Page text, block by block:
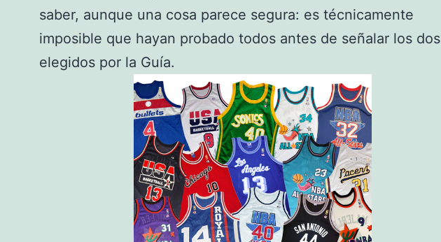
saber, aunque una cosa parece segura: es técnicamente
imposible que hayan probado todos antes de señalar los dos
elegidos por la Guía.